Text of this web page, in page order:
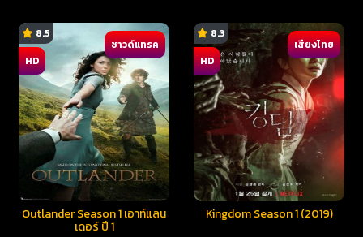
8.5
HD
ซาวด์แทรค
Outlander Season 1 เอาท์แลน
เดอร์ ปี 1
8.3
HD
เสียงไทย
Kingdom Season 1 (2019)